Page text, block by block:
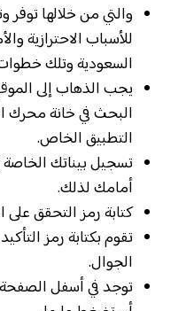
والتي من خلالها
للأسباب الاحترازية
السعودية وتلك
يجب الذهاب إلى
البحث في خانة محرك
التطبيق الخاص.
تسجيل بيناتك
أمامك لذلك.
كتابة رمز التحقق
تقوم بكتابة رمز
الجوال.
توجد في أسفل